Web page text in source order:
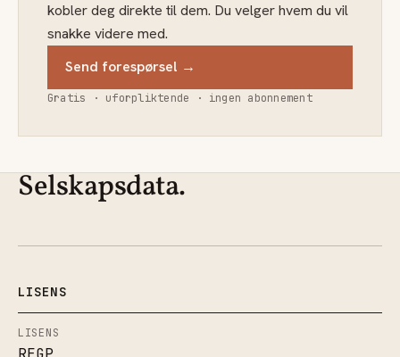
kobler deg direkte til dem. Du velger hvem du vil
snakke videre med.
Send forespørsel →
Gratis · uforpliktende · ingen abonnement
Selskapsdata.
LISENS
LISENS